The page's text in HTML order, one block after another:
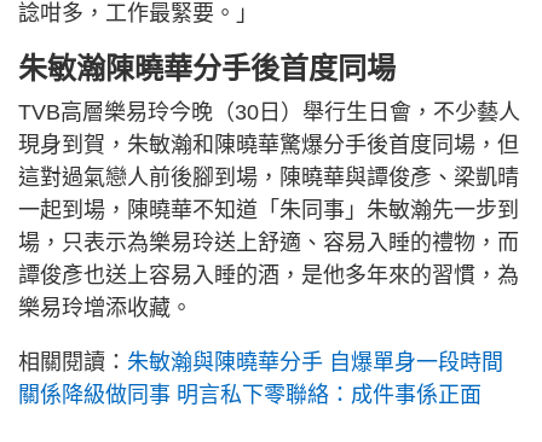
諗咁多，工作最緊要。」
朱敏瀚陳曉華分手後首度同場
TVB高層樂易玲今晚（30日）舉行生日會，不少藝人
現身到賀，朱敏瀚和陳曉華驚爆分手後首度同場，但
這對過氣戀人前後腳到場，陳曉華與譚俊彥、梁凱晴
一起到場，陳曉華不知道「朱同事」朱敏瀚先一步到
場，只表示為樂易玲送上舒適、容易入睡的禮物，而
譚俊彥也送上容易入睡的酒，是他多年來的習慣，為
樂易玲增添收藏。
相關閱讀： 朱敏瀚與陳曉華分手 自爆單身一段時間
關係降級做同事 明言私下零聯絡：成件事係正面